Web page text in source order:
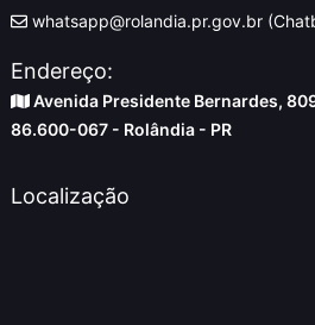
whatsapp@rolandia.pr.gov.br
Endereço:
Avenida Presidente Bernardes,
86.600-067 - Rolândia - PR
Localização